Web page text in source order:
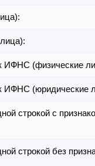
ИФНС (физические
ИФНС (юридические
строкой с
строкой без